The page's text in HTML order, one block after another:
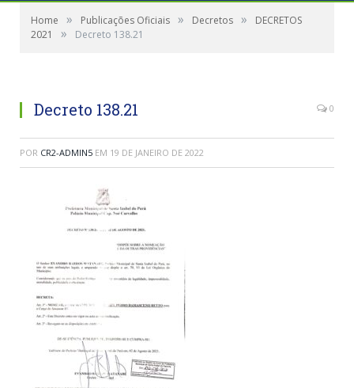
Home » Publicações Oficiais » Decretos »
DECRETOS
2021
» Decreto 138.21
Decreto 138.21 0
POR CR2-ADMIN5 EM 19 DE JANEIRO DE 2022